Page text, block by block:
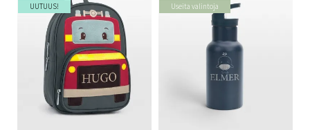
UUTUUS!
Useita valintoja